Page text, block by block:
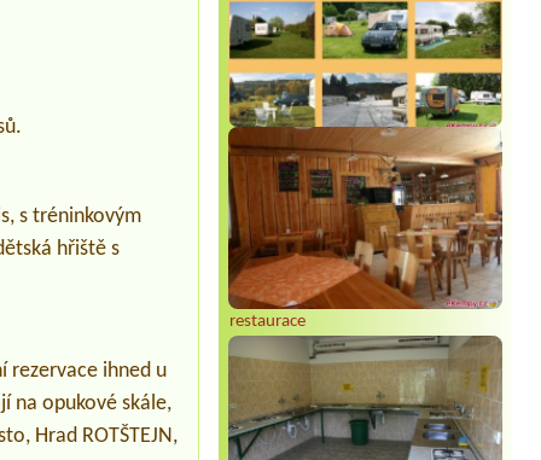
restaurace
s tréninkovým
hřiště s
rezervace ihned u
na opukové skále,
Hrad ROTŠTEJN,